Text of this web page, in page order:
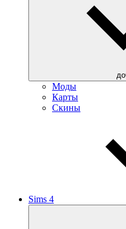
Моды
Карты
Скины
Sims 4